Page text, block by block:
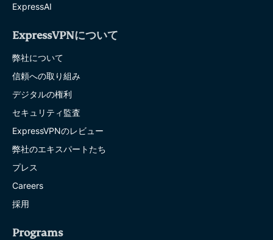
ExpressAI
ExpressVPNについて
弊社について
信頼への取り組み
デジタルの権利
セキュリティ監査
ExpressVPNのレビュー
弊社のエキスパートたち
プレス
Careers
採用
Programs